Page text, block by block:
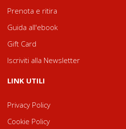
Prenota e ritira
Guida all'ebook
Gift Card
Iscriviti alla Newsletter
LINK UTILI
Privacy Policy
Cookie Policy